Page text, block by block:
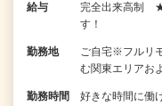
給与
完全出来高制 ★
す！
勤務地
ご自宅※フルリ
む関東エリアお
勤務時間
好きな時間に働